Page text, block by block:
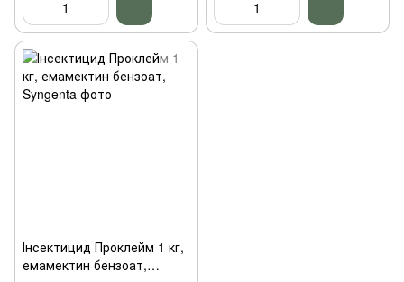
Інсектицид Проклейм 1 кг,
емамектин бензоат,